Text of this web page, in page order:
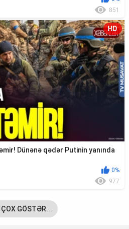
851
HD
Dünənə qədər Putinin yanında
0%
977
ÇOX GÖSTƏR...